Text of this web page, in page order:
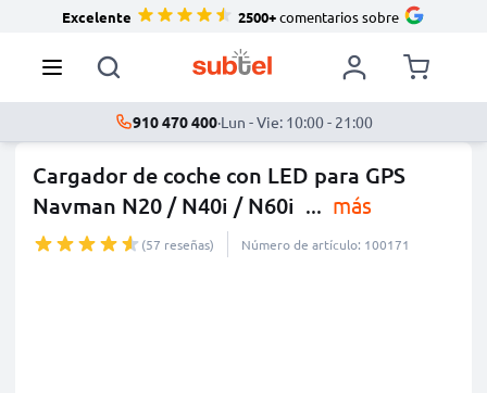
Excelente 2500+comentarios sobre
910 470 400·Lun - Vie: 10:00 - 21:00
Cargador de coche con LED para GPS
Navman N20 / N40i / N60i ... más
(57 reseñas) Número de artículo: 100171